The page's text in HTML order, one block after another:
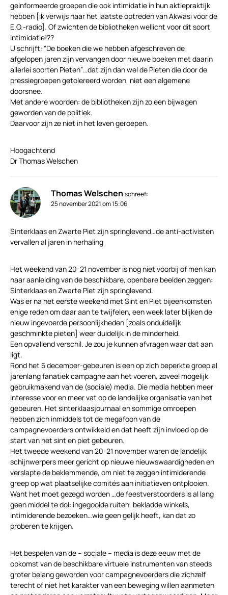
geinformeerde groepen die ook intimidatie in hun aktiepraktijk
hebben [ik verwijs naar het laatste optreden van Akwasi voor de
E.O.-radio]. Of zwichten de bibliotheken wellicht voor dit soort
intimidatie!??
U schrijft: “De boeken die we hebben afgeschreven de
afgelopen jaren zijn vervangen door nieuwe boeken met daarin
allerlei soorten Pieten”…dat zijn dan wel de Pieten die door de
pressiegroepen getolereerd worden, niet een algemene
doorsnee.
Met andere woorden: de bibliotheken zijn zo een bijwagen
geworden van de politiek.
Daarvoor zijn ze niet in het leven geroepen.
Hoogachtend
Dr Thomas Welschen
Thomas Welschen schreef:
25 november 2021 om 15:06
Sinterklaas en Zwarte Piet zijn springlevend…de anti-activisten
vervallen al jaren in herhaling
Het weekend van 20-21 november is nog niet voorbij of men kan
naar aanleiding van de beschikbare, openbare beelden zeggen:
Sinterklaas en Zwarte Piet zijn springlevend.
Was er na het eerste weekend met Sint en Piet bijeenkomsten
enige reden om daar aan te twijfelen, een week later blijken de
nieuw ingevoerde persoonlijkheden [zoals onduidelijk
geschminkte pieten] weer duidelijk in de minderheid.
Een opvallend verschil. Je zou je kunnen afvragen waar dat aan
ligt.
Rond het 5 december-gebeuren is een op zich beperkte groep al
jarenlang fanatiek campagne aan het voeren, zoveel mogelijk
gebruikmakend van de (sociale) media. Die media hebben meer
interesse voor en meer vat op de landelijke organisatie van het
gebeuren. Het sinterklaasjournaal en sommige omroepen
hebben zich inmiddels tot de megafoon van de
campagnevoerders ontwikkeld en dat heeft zijn invloed op de
start van het sint en piet gebeuren.
Het tweede weekend van 20-21 november waren de landelijk
schijnwerpers meer gericht op nieuwe nieuwswaardigheden en
verslapte de beklemmende, om niet te zeggen intimiderende
greep op wat plaatselijke comités aan initiatieven ontplooien.
Want het moet gezegd worden …de feestverstoorders is al lang
geen middel te dol: ingegooide ruiten, bekladde winkels,
intimiderende bezoeken…wie geen gelijk heeft, kan dat zo
proberen te krijgen.
Het bespelen van de – sociale – media is deze eeuw met de
opkomst van de beschikbare virtuele instrumenten van steeds
groter belang geworden voor campagnevoerders die zichzelf
terecht of niet het karakter van een beweging willen aanmeten